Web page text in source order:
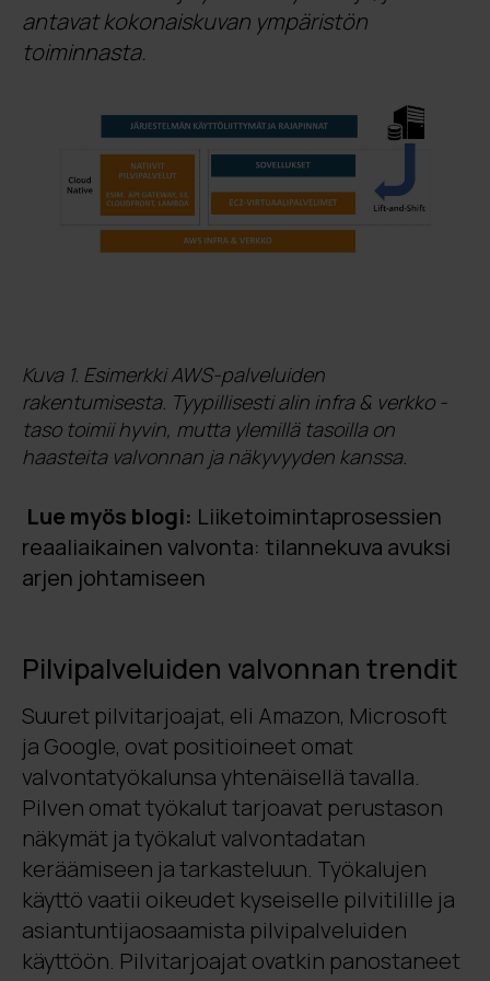
antavat kokonaiskuvan ympäristön
toiminnasta.
Kuva 1. Esimerkki AWS-palveluiden
rakentumisesta. Tyypillisesti alin infra & verkko -
taso toimii hyvin, mutta ylemillä tasoilla on
haasteita valvonnan ja näkyvyyden kanssa.
Lue myös blogi: Liiketoimintaprosessien
reaaliaikainen valvonta: tilannekuva avuksi
arjen johtamiseen
Pilvipalveluiden valvonnan trendit
Suuret pilvitarjoajat, eli Amazon, Microsoft
ja Google, ovat positioineet omat
valvontatyökalunsa yhtenäisellä tavalla.
Pilven omat työkalut tarjoavat perustason
näkymät ja työkalut valvontadatan
keräämiseen ja tarkasteluun. Työkalujen
käyttö vaatii oikeudet kyseiselle pilvitilille ja
asiantuntijaosaamista pilvipalveluiden
käyttöön. Pilvitarjoajat ovatkin panostaneet